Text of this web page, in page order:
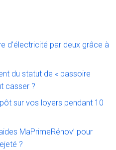
d’électricité par deux grâce à
du statut de « passoire
casser ?
sur vos loyers pendant 10
MaPrimeRénov’ pour
?